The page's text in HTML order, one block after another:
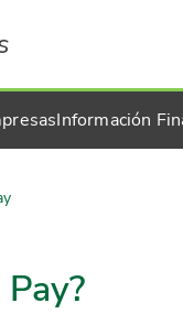
Información